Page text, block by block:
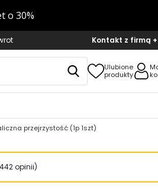
Kontakt z firmą
Ulubione
produkty
przejrzystość (1p 1szt)
opinii)